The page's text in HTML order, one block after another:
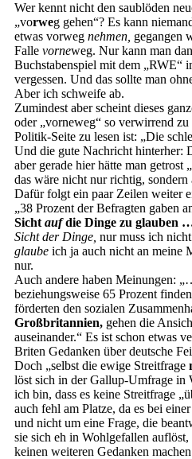
Wer kennt nicht den saublöden
„vorweg gehen“? Es kann
etwas vorweg nehmen, gegangen
Falle vorneweg. Nur kann man
Buchstabenspiel mit dem „RWE“
vergessen. Und das sollte man
Aber ich schweife ab.
Zumindest aber scheint dieses
oder „vorneweg“ so verwirrend zu
Politik-Seite zu lesen ist: „Die
Und die gute Nachricht hinterher:
aber gerade hier hätte man getrost
das wäre nicht nur richtig, sondern
Dafür folgt ein paar Zeilen weiter
„38 Prozent der Befragten gaben
Sicht aufdie Dinge zu glauben
Sicht der Dinge, nur muss ich
glaube ich ja auch nicht an meine
nur.
Auch andere haben Meinungen:
beziehungsweise 65 Prozent
förderten den sozialen
Großbritannien, gehen die
auseinander.“ Es ist schon etwas
Briten Gedanken über deutsche
Doch „selbst die ewige Streitfrage
löst sich in der Gallup-Umfrage
ich bin, dass es keine Streitfrage
auch fehl am Platze, da es bei
und nicht um eine Frage, die
sie sich eh in Wohlgefallen
keinen weiteren Gedanken